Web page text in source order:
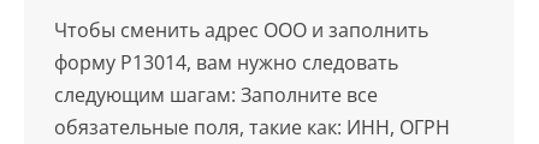
Чтобы cменить адрес ООО и заполнить
форму Р13014, вам нужно следовать
следующим шагам: Заполните все
обязательные поля, такие как: ИНН, ОГРН